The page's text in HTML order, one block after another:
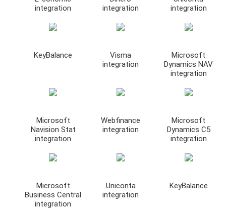
integration
integration
integration
KeyBalance
Visma
integration
Microsoft
Dynamics NAV
integration
Microsoft
Navision Stat
integration
Webfinance
integration
Microsoft
Dynamics C5
integration
Microsoft
Business Central
integration
Uniconta
integration
KeyBalance